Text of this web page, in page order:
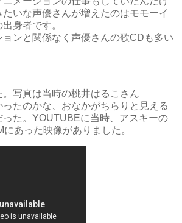
いな声優さんが増えたのはモモーイ
身者です。
ンと関係なく声優さんの歌CDも多い
写真は当時の桃井はるこさん
たのかな、おなかがちらりと見える
た。YOUTUBEに当時、アスキーの
あった映像がありました。